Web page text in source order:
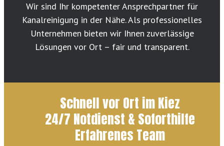
Wir sind Ihr kompetenter Ansprechpartner für
Kanalreinigung in der Nähe. Als professionelles
Unternehmen bieten wir Ihnen zuverlässige
Lösungen vor Ort – fair und transparent.
Schnell vor Ort im Kiez
24/7 Notdienst & Soforthilfe
Erfahrenes Team